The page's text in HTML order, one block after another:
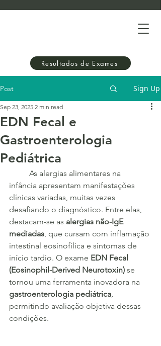
Resultados de Exames
Post Sign Up
EDN Fecal e
Gastroenterologia
Pediátrica
Sep 23, 2025 2 min read
infância apresentam manifestações
clínicas variadas, muitas vezes
desafiando o diagnóstico. Entre elas,
destacam-se as alergias não-IgE
mediadas, que cursam com inflamação
intestinal eosinofílica e sintomas de
início tardio. O exame EDN Fecal
(Eosinophil-Derived Neurotoxin) se
tornou uma ferramenta inovadora na
gastroenterologia pediátrica,
permitindo avaliação objetiva dessas
condições.